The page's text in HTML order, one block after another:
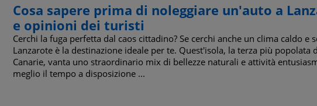
Cosa sapere prima di noleggiare un'auto a
e opinioni dei turisti
Cerchi la fuga perfetta dal caos cittadino? Se cerchi anche un clima caldo e
Lanzarote è la destinazione ideale per te. Quest'isola, la terza più popolata
Canarie, vanta uno straordinario mix di bellezze naturali e attività
meglio il tempo a disposizione ...